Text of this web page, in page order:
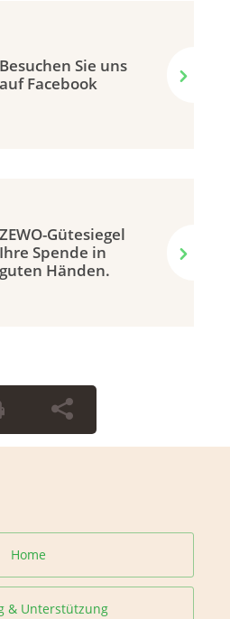
Besuchen Sie uns
auf Facebook
ZEWO-Gütesiegel
Ihre Spende in
guten Händen.
Home
& Unterstützung